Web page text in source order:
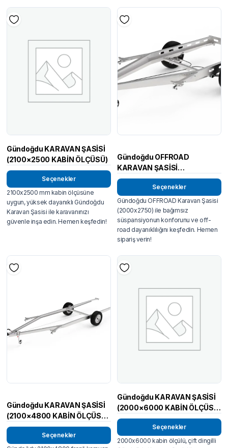
Gündoğdu KARAVAN ŞASİSİ
(2100×2500 KABİN ÖLÇÜSÜ)
Seçenekler
2100x2500 mm kabin ölçüsüne
uygun, yüksek dayanıklı Gündoğdu
Karavan Şasisi ile karavanınızı
güvenle inşa edin. Hemen keşfedin!
Gündoğdu OFFROAD
KARAVAN ŞASİSİ
(2000×2750 KABİN ÖLÇÜSÜ)
BAĞIMSIZ SÜSPANSİYON
Seçenekler
Gündoğdu OFFROAD Karavan Şasisi
(2000x2750) ile bağımsız
süspansiyonun konforunu ve off-
road dayanıklılığını keşfedin. Hemen
sipariş verin!
Gündoğdu KARAVAN ŞASİSİ
(2100×4800 KABİN ÖLÇÜSÜ)
FRENLİ
Seçenekler
Gündoğdu KARAVAN ŞASİSİ
(2000×6000 KABİN ÖLÇÜSÜ)
ÇİFT DİNGİL
Seçenekler
2000x6000 kabin ölçülü, çift dingilli